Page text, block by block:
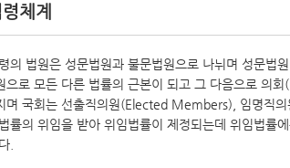
체계
의 법원은 성문법원과 불문법원으로 나뉘며 성문법
으로 모든 다른 법률의 근본이 되고 그 다음으로 의
며 국회는 선출직의원(Elected Members), 임명직
률의 위임을 받아 위임법률이 제정되는데 위임법
.